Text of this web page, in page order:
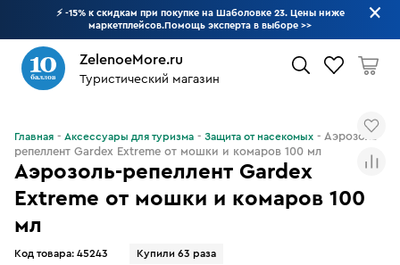
⚡ -15% к скидкам при покупке на Шаболовке 23. Цены ниже
маркетплейсов.Помощь эксперта в выборе >>
ZelenoeMore.ru
Туристический магазин
Аэрозоль-репеллент Gardex
Extreme от мошки и комаров 100
мл
Код товара: 45243 Купили 63 раза
Главная Аксессуары для туризма Защита от насекомых
Аэрозоль-
репеллент Gardex Extreme от мошки и комаров 100 мл